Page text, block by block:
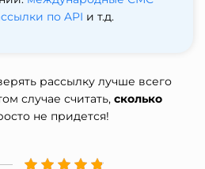
по API и т.д.
рассылку лучше всего
случае считать, сколько
не придется!